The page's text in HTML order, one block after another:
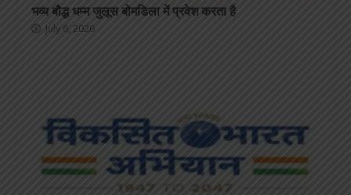
भव्य बौद्ध धम्म जुलूस बोमडिला में प्रवेश करता है
July 6, 2026